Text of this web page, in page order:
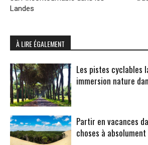
Landes
À LIRE ÉGALEMENT
Les pistes cyclables
immersion nature
Partir en vacances
choses à